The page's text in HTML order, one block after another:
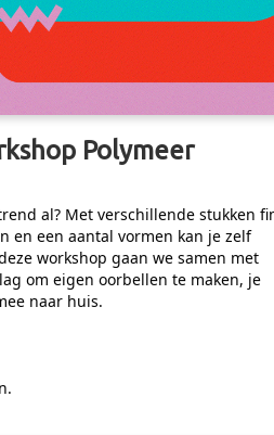
Polymeer
al? Met verschillende stukken
en een aantal vormen kan je zelf
workshop gaan we samen met
om eigen oorbellen te maken, je
naar huis.